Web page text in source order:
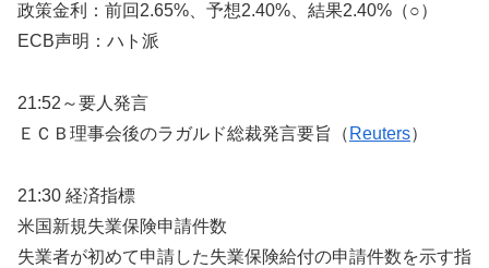
政策金利：前回2.65%、予想2.40%、結果2.40%（○）
ECB声明：ハト派
21:52～要人発言
ＥＣＢ理事会後のラガルド総裁発言要旨（ Reuters）
21:30 経済指標
米国新規失業保険申請件数
失業者が初めて申請した失業保険給付の申請件数を示す指